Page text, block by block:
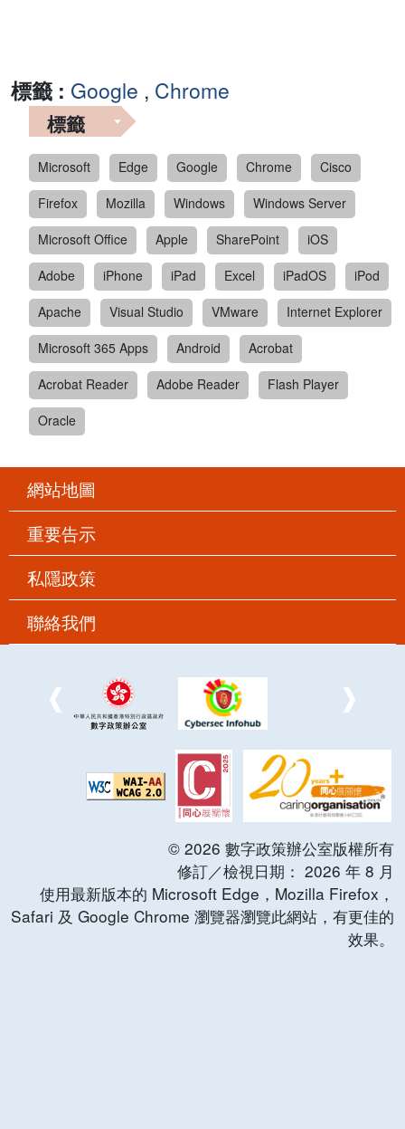
標籤 : Google , Chrome
標籤
Microsoft Edge Google Chrome
Cisco
Firefox
Mozilla Windows
Windows Server
Microsoft Office
Apple SharePoint
iOS
Adobe
iPhone iPad Excel iPadOS
iPod
Apache
Visual Studio VMware
Internet Explorer
Microsoft 365 Apps
Android
Acrobat
Acrobat Reader
Adobe Reader
Flash Player
Oracle
網站地圖
重要告示
私隱政策
聯絡我們
© 2026 數字政策辦公室版權所有
修訂／檢視日期： 2026 年 8 月
使用最新版本的 Microsoft Edge，Mozilla Firefox，
Safari 及 Google Chrome 瀏覽器瀏覽此網站，有更佳的
效果。